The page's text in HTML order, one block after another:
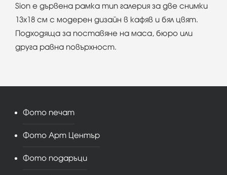
Sion e дървена рамка тип галерия за две снимки
13х18 см с модерен дизайн в кафяв и бял цвят.
Подходяща за поставяне на маса, бюро или
друга равна повърхност.
Фото печат
Фото Арт Център
Фото подаръци